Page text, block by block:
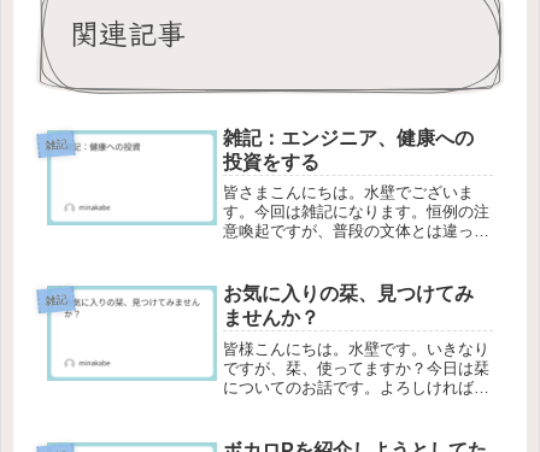
関連記事
雑記
雑記：エンジニア、健康への
投資をする
皆さまこんにちは。水壁でございま
す。今回は雑記になります。恒例の注
意喚起ですが、普段の文体とは違った
ただけますと幸いです。健康への投資
悲報：社会人運動しないいやまあ……
人に...
雑記
お気に入りの栞、見つけてみ
ませんか？
皆様こんにちは。水壁です。いきなり
ですが、栞、使ってますか？今日は栞
についてのお話です。よろしければ最
たしている栞1を見たことはございま